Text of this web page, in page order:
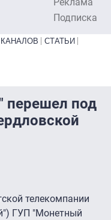
Реклама
Подписка
СТАТЬИ
перешел под
телекомпании
ГУП "Монетный